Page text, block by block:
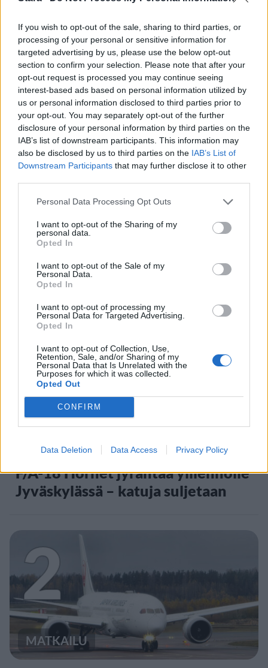
If you wish to opt-out of the sale, sharing to third parties, or
processing of your personal or sensitive information for
targeted advertising by us, please use the below opt-out
section to confirm your selection. Please note that after your
opt-out request is processed you may continue seeing
interest-based ads based on personal information utilized by
us or personal information disclosed to third parties prior to
your opt-out. You may separately opt-out of the further
disclosure of your personal information by third parties on the
IAB’s list of downstream participants. This information may
also be disclosed by us to third parties on the IAB’s List of
Downstream Participants that may further disclose it to other
Personal Data Processing Opt Outs
I want to opt-out of the Sharing of my
personal data.
Opted In
I want to opt-out of the Sale of my
Personal Data.
Opted In
I want to opt-out of processing my
Personal Data for Targeted Advertising.
Opted In
I want to opt-out of Collection, Use,
Retention, Sale, and/or Sharing of my
Personal Data that Is Unrelated with the
Purposes for which it was collected.
Opted Out
CONFIRM
Data Deletion Data Access Privacy Policy
Staran luetuimmat
1
F/A-18 Hornet jyrähtää ylilennolle
Jyväskylässä – katuja suljetaan
2
MATKAILU